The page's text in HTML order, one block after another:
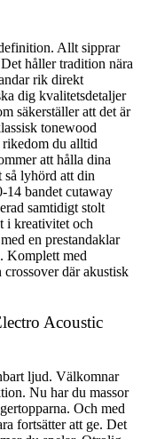
Allt sipprar
håller tradition nära
rik direkt
dig kvalitetsdetaljer
säkerställer att det är
tonewood
du alltid
att hålla dina
lyhörd att din
14 bandet cutaway
samtidigt stolt
i kreativitet och
en prestandaklar
Komplett med
där akustisk
Acoustic
ljud. Välkomnar
Nu har du massor
Och med
fortsätter att ge. Det